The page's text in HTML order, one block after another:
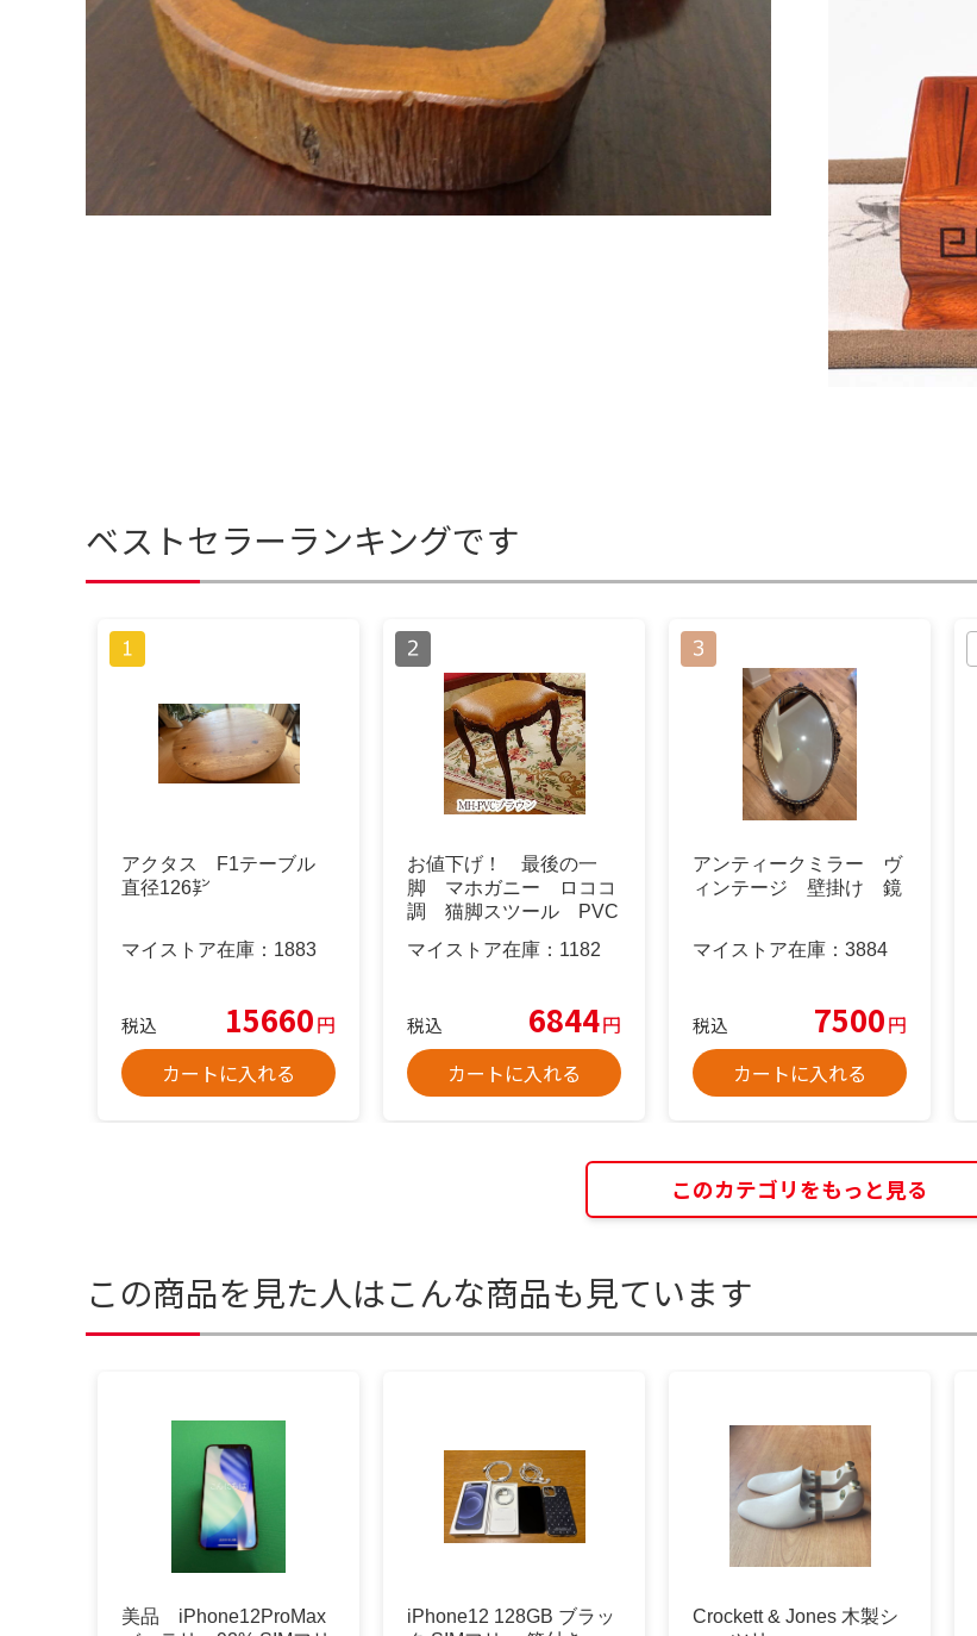
ベストセラーランキングです
アクタス F1テーブル
直径126㌢
マイストア在庫： 1883
税込 15660円
カートに入れる
お値下げ！ 最後の一
脚 マホガニー ロココ
調 猫脚スツール PVC
ブラウン 新品
マイストア在庫： 1182
税込 6844円
カートに入れる
アンティークミラー ヴ
ィンテージ 壁掛け 鏡
マイストア在庫： 3884
税込 7500円
カートに入れる
このカテゴリをもっと見る
この商品を見た人はこんな商品も見ています
美品 iPhone12ProMax
iPhone12 128GB ブラッ
Crockett & Jones 木製シ